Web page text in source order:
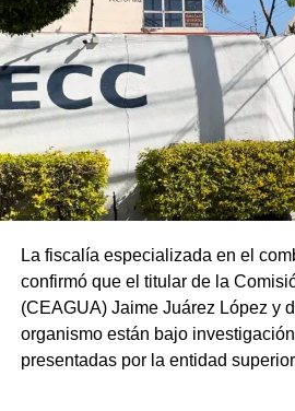
La fiscalía especializada en el
confirmó que el titular de la
(CEAGUA) Jaime Juárez López y
organismo están bajo
presentadas por la entidad